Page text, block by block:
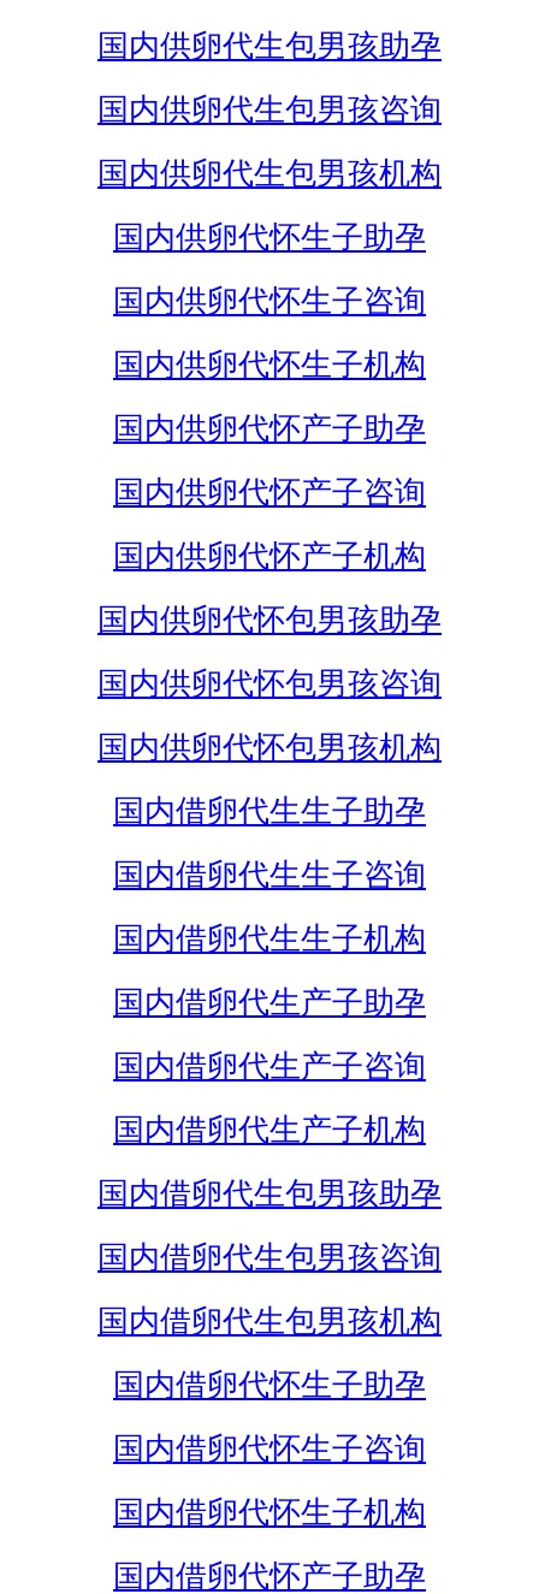
国内供卵代生包男孩助孕
国内供卵代生包男孩咨询
国内供卵代生包男孩机构
国内供卵代怀生子助孕
国内供卵代怀生子咨询
国内供卵代怀生子机构
国内供卵代怀产子助孕
国内供卵代怀产子咨询
国内供卵代怀产子机构
国内供卵代怀包男孩助孕
国内供卵代怀包男孩咨询
国内供卵代怀包男孩机构
国内借卵代生生子助孕
国内借卵代生生子咨询
国内借卵代生生子机构
国内借卵代生产子助孕
国内借卵代生产子咨询
国内借卵代生产子机构
国内借卵代生包男孩助孕
国内借卵代生包男孩咨询
国内借卵代生包男孩机构
国内借卵代怀生子助孕
国内借卵代怀生子咨询
国内借卵代怀生子机构
国内借卵代怀产子助孕